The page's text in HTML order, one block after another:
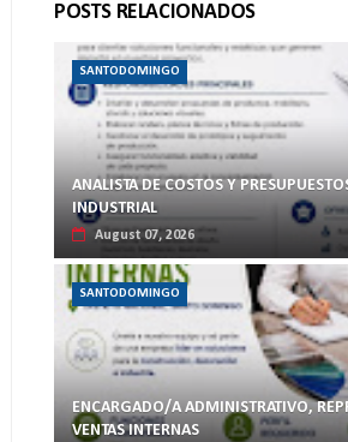
POSTS RELACIONADOS
SANTODOMINGO
ANALISTA DE COSTOS Y
INDUSTRIAL
August 07, 2026
SANTODOMINGO
ENCARGADO/A ADMINISTRATIVO,
VENTAS INTERNAS